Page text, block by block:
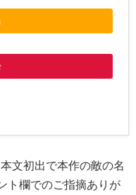
本文初出で本作の敵の名
ト欄でのご指摘ありが